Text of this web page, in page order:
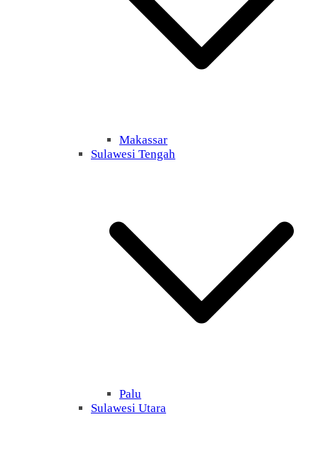
Makassar
Sulawesi Tengah
Palu
Sulawesi Utara